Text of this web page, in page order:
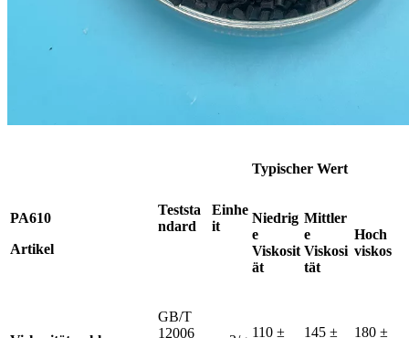
PA610
Artikel
Teststa
ndard
Einhe
it
Typischer Wert
Niedrig
e
Viskosit
ät
Mittler
e
Viskosi
tät
Hoch
viskos
GB/T
12006
110 ± 145 ± 180 ±